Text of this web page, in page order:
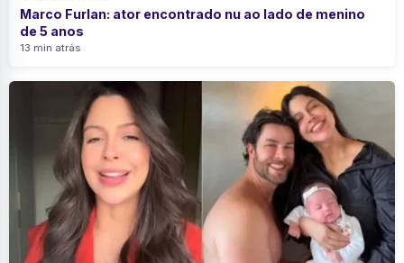
Marco Furlan: ator encontrado nu ao lado de menino
de 5 anos
13 min atrás